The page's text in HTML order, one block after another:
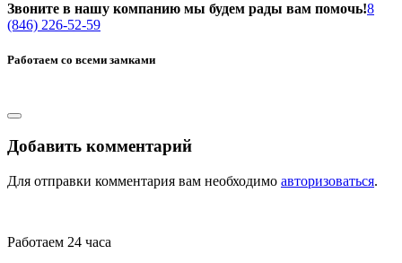
Звоните в нашу компанию мы будем рады вам помочь!8
(846) 226-52-59
Работаем со всеми замками
Добавить комментарий
Для отправки комментария вам необходимо авторизоваться.
Работаем 24 часа